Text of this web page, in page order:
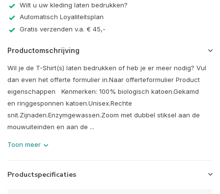
Wilt u uw kleding laten bedrukken?
Automatisch Loyaliteitsplan
Gratis verzenden v.a. € 45,-
Productomschrijving
Wil je de T-Shirt(s) laten bedrukken of heb je er meer nodig? Vul
dan even het offerte formulier in.Naar offerteformulier Product
eigenschappen Kenmerken: 100% biologisch katoen.Gekamd
en ringgesponnen katoen.Unisex.Rechte
snit.Zijnaden.Enzymgewassen.Zoom met dubbel stiksel aan de
mouwuiteinden en aan de ...
Toon meer
Productspecificaties